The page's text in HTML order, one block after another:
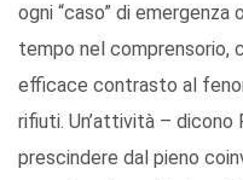
ogni “caso” di
tempo nel comprensorio,
efficace contrasto al
rifiuti. Un’attività – dicono
prescindere dal pieno